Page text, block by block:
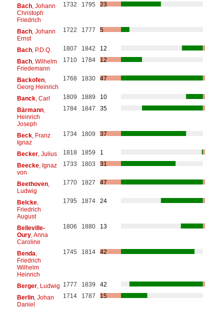
Bach, Johann
Christoph
Friedrich
1732 1795 23
Bach, Johann
Ernst
1722 1777 5
Bach, P.D.Q. 1807 1842
12
Bach, Wilhelm
Friedemann
1710 1784 12
Backofen,
Georg Heinrich
1768 1830 47
Banck, Carl 1809 1889
10
Bärmann,
Heinrich
Joseph
1784 1847 35
Beck, Franz
Ignaz
1734 1809 37
Becker, Julius 1818 1859
1
Beecke, Ignaz
von
1733 1803 31
Beethoven,
Ludwig
1770 1827 47
Belcke,
Friedrich
August
1795 1874 24
Belleville-
Oury, Anna
Caroline
1806 1880 13
Benda
Friedrich
Wilhelm
Heinrich
1745 1814 42
Berger, Ludwig 1777 1839
42
Berlin, Johan
Daniel
1714 1787 15